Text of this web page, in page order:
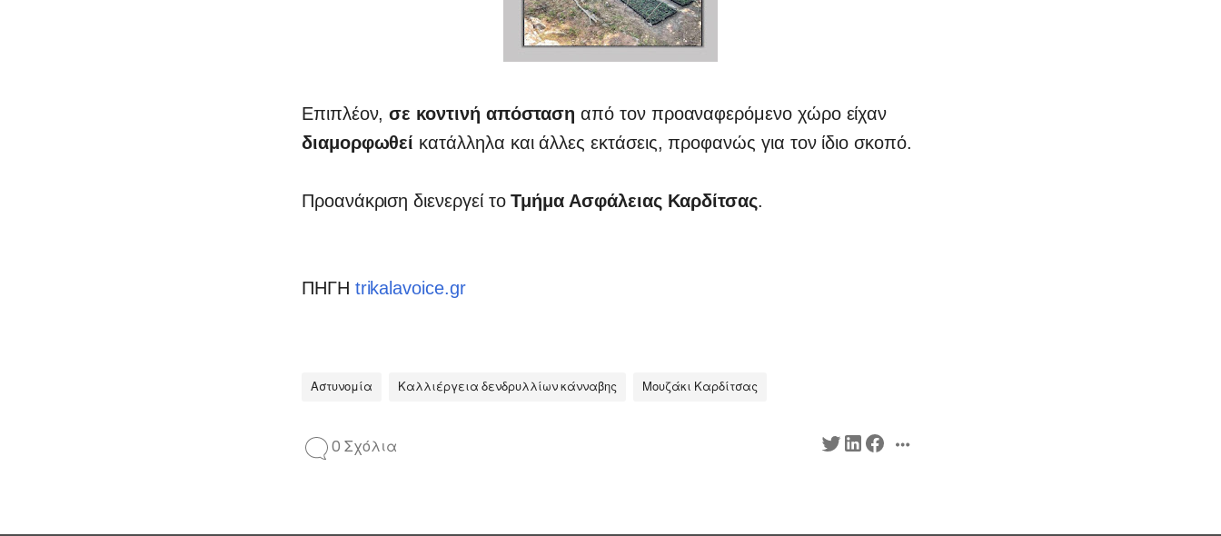
Επιπλέον,σε κοντινή απόστασηαπό τον προαναφερόμενο χώρο είχαν
διαμορφωθεί κατάλληλα και άλλες εκτάσεις, προφανώς για τον ίδιο σκοπό.
Προανάκριση διενεργεί τοΤμήμα Ασφάλειας Καρδίτσας.
ΠΗΓΗ trikalavoice.gr
Αστυνομία Καλλιέργεια δενδρυλλίων κάνναβης Μουζάκι Καρδίτσας
0 Σχόλια